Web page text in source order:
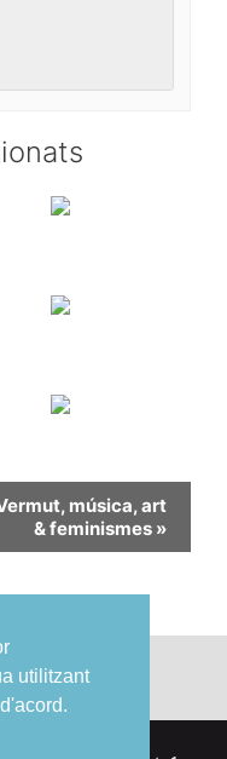
utilitzant
música, art
& feminismes »